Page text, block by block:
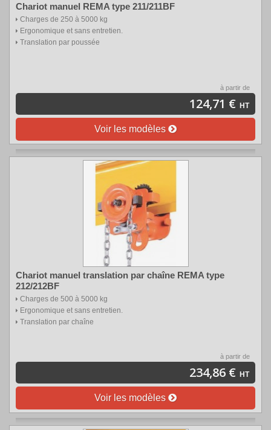
Chariot manuel REMA type 211/211BF
Charges de 250 à 5000 kg
Ergonomique et sans entretien.
Translation par poussée
à partir de
124,71 € HT
Voir les modèles
Chariot manuel translation par chaîne REMA type
212/212BF
Charges de 500 à 5000 kg
Ergonomique et sans entretien.
Translation par chaîne
à partir de
234,86 € HT
Voir les modèles